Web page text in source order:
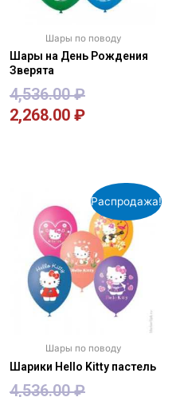
Шары по поводу
Шары на День Рождения
Зверята
4,536.00₽
2,268.00 ₽
Распродажа!
Шары по поводу
Шарики Hello Kitty пастель
4,536.00₽